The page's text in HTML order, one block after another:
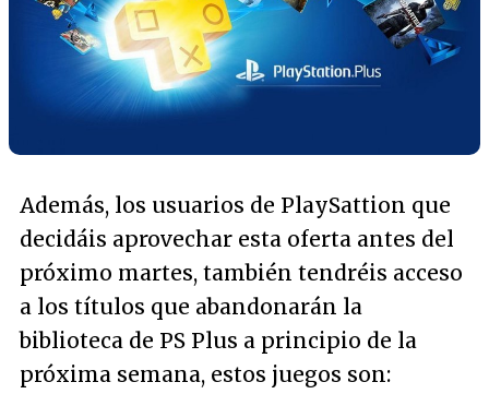
Además, los usuarios de PlaySattion que
decidáis aprovechar esta oferta antes del
próximo martes, también tendréis acceso
a los títulos que abandonarán la
biblioteca de PS Plus a principio de la
próxima semana, estos juegos son: